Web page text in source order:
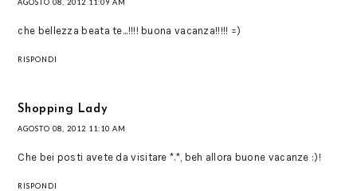
AGOSTO 08, 2012 11:09 AM
che bellezza beata te...!!!! buona vacanza!!!!! =)
RISPONDI
Shopping Lady
AGOSTO 08, 2012 11:10 AM
Che bei posti avete da visitare *.*, beh allora buone vacanze :)!
RISPONDI